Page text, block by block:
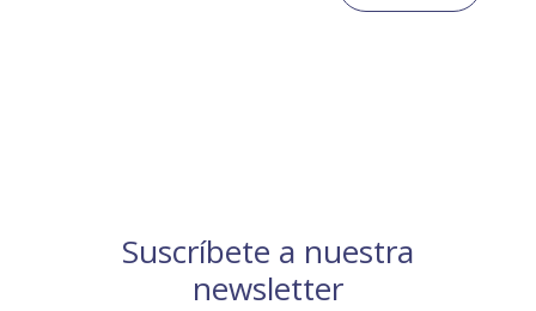
Suscríbete a nuestra
newsletter